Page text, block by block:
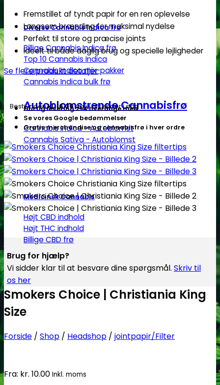
Diverse Cannabis Indica frø
Billige Cannabis Indica frø
Top 10 Cannabis Indica
Cannabis Indica mix-pakker
Cannabis Indica bulk frø
Autoblomstrende Cannabisfrø
Cannabis Indica - Autoblomst
Cannabis Sativa - Autoblomst
Medicinsk Cannabis
Højt CBD indhold
Højt THC indhold
Billige CBD frø
Fremstillet af tyndt papir for en ren oplevelse
Langsom brænding for maksimal nydelse
Perfekt til store og præcise joints
Ideelt til både daglig brug og specielle lejligheder
Se flere produkt detaljer
Bestil indenkl. 16.00og vi afsender i dag
Hurtig levering 2-4 hverdage med
Se vores Google bedømmelser
Gratis merchandise og cannabisfrø i hver ordre
Brug for hjælp?
Vi sidder klar til at besvare dine spørgsmål. Skriv til
os her
Smokers Choice | Christiania King
Size
Forside / Shop / Headshop / jointpapir/Filter
Fra: kr. 10.00 Inkl. moms